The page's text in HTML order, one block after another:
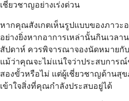
เชี่ยวชาญอย่างเร่งด่วน
หากคุณสังเกตเห็นรูปแบบของภาวะ
อย่างยิ่งหากอาการเหล่านั้นกินเวล
สัปดาห์ ควรพิจารณาจองนัดหมายกั
แม้ว่าคุณจะไม่แน่ใจว่าประสบการ
สองขั้วหรือไม่ แต่ผู้เชี่ยวชาญด้านสุ
เข้าใจสิ่งที่คุณกำลังประสบอยู่ได้